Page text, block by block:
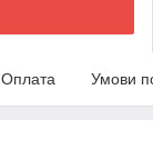
Оплата Умови